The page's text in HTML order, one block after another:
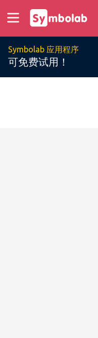
Symbolab 应用程序
可免费试用！